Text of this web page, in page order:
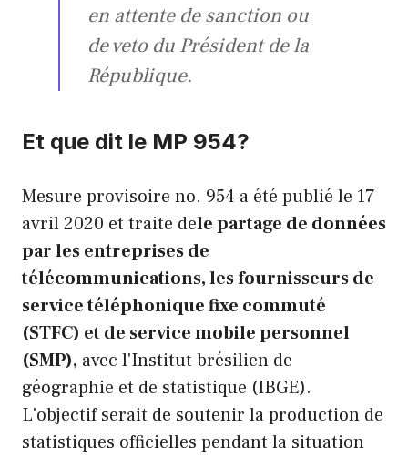
en attente de sanction ou
de veto du Président de la
République.
Et que dit le MP 954?
Mesure provisoire no. 954 a été publié le 17
avril 2020 et traite dele partage de données
par les entreprises de
télécommunications, les fournisseurs de
service téléphonique fixe commuté
(STFC) et de service mobile personnel
(SMP), avec l'Institut brésilien de
géographie et de statistique (IBGE).
L'objectif serait de soutenir la production de
statistiques officielles pendant la situation